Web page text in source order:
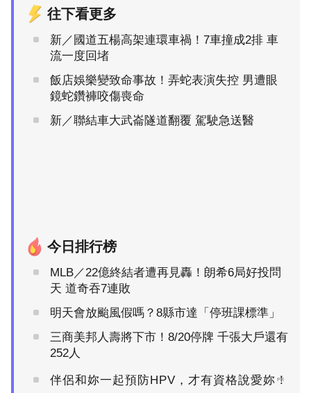
往下看更多
新／國道五楊高架連環車禍！7車撞成2排 車
流一度回堵
飯店娛樂變致命事故！弄蛇表演失控 男遭眼
鏡蛇鑽褲咬傷喪命
新／聯結車大武崙隧道翻覆 駕駛急送醫
今日排行榜
MLB／22億終結者遭再見轟！朗希6局好投問
天 道奇吞7連敗
明天會放颱風假嗎？8縣市達「停班課標準」
三商美邦人壽將下市！8/20停牌 千張大戶還有
252人
伴侶和妳一起預防HPV，才有資格說愛妳！
PR